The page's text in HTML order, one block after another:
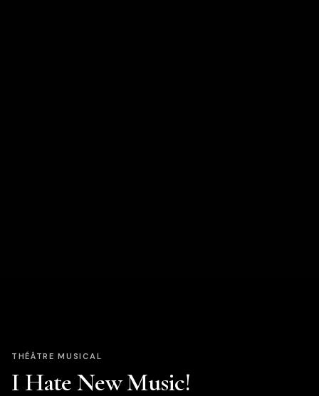
THÉÂTRE MUSICAL
I Hate New Music!